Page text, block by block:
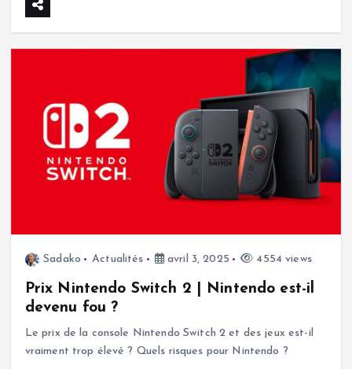
Sadako Actualités avril 3, 2025 4554 views
Prix Nintendo Switch 2 | Nintendo est-il
devenu fou ?
Le prix de la console Nintendo Switch 2 et des jeux est-il
vraiment trop élevé ? Quels risques pour Nintendo ?